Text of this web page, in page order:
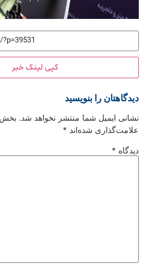
کپی لینک خبر
دیدگاهتان را بنویسید
نشانی ایمیل شما منتشر نخواهد شد.
علامت‌گذاری شده‌اند *
دیدگاه *